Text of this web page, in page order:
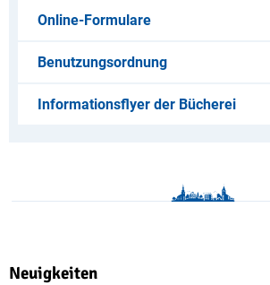
Online-Formulare
Benutzungsordnung
Informationsflyer der Bücherei
Neuigkeiten